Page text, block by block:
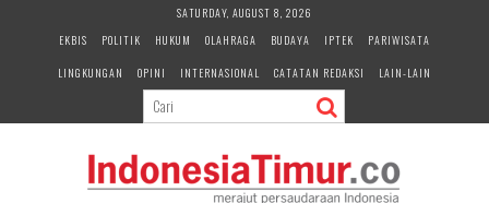
SATURDAY, AUGUST 8, 2026
EKBIS
POLITIK HUKUM OLAHRAGA BUDAYA IPTEK
PARIWISATA
LINGKUNGAN
OPINI INTERNASIONAL CATATAN REDAKSI LAIN-LAIN